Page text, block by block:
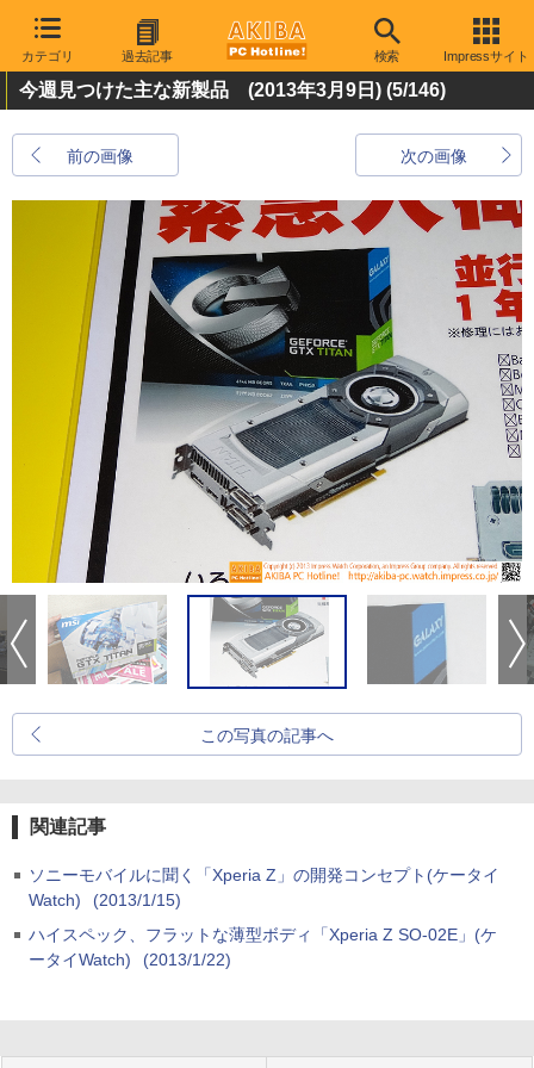
カテゴリ 過去記事 検索 Impressサイト
今週見つけた主な新製品 (2013年3月9日) (5/146)
前の画像 次の画像
この写真の記事へ
関連記事
ソニーモバイルに聞く「Xperia Z」の開発コンセプト(ケータイ
Watch)
(2013/1/15)
ハイスペック、フラットな薄型ボディ「Xperia Z SO-02E」(ケ
ータイWatch)
(2013/1/22)